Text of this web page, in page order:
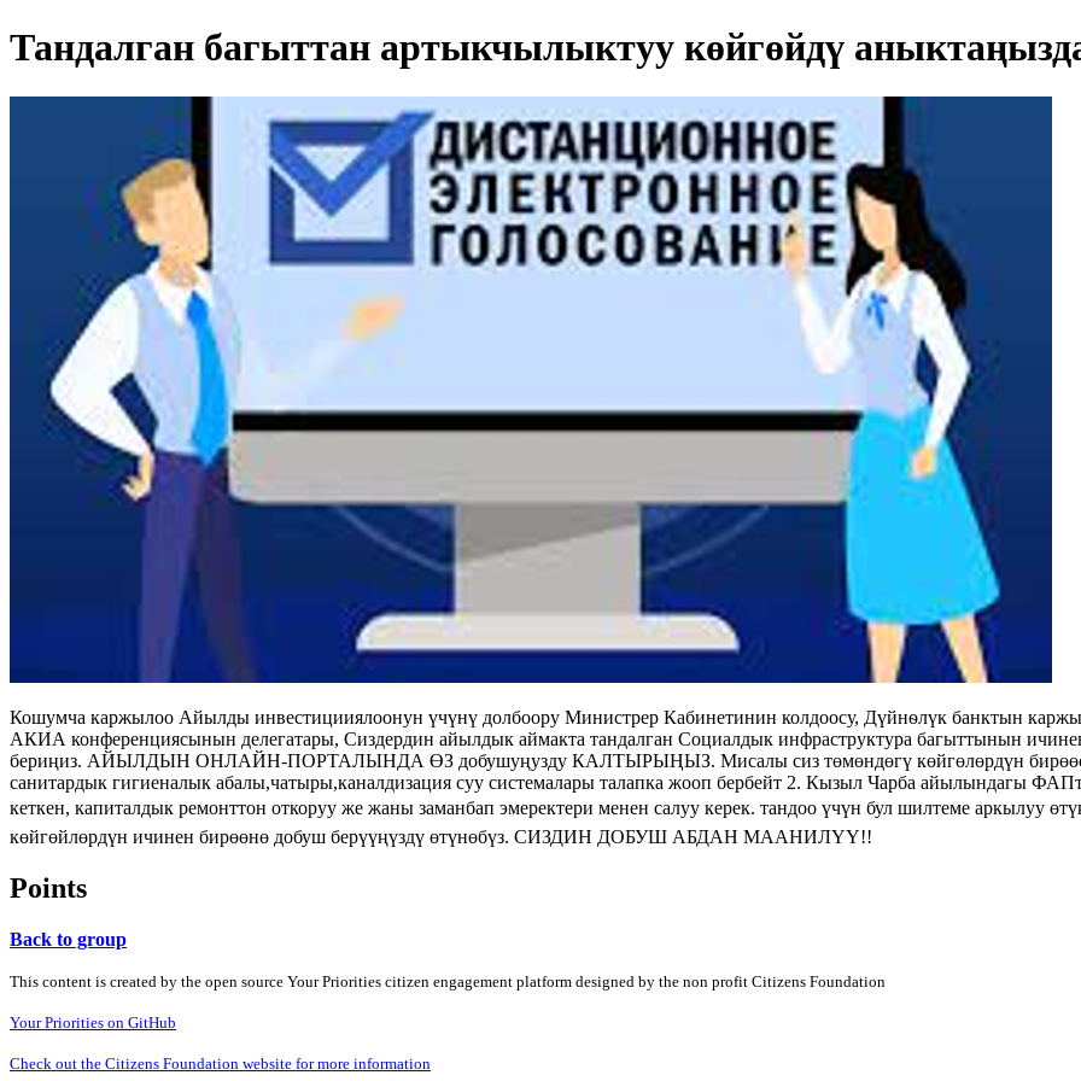
Тандалган багыттан артыкчылыктуу көйгөйдү
Кошумча каржылоо Айылды инвестицииялоонун үчүнү долбоору Министрер Кабинетинин колдоосу, Дүйнѳлүк банктын
АКИА конференциясынын делегатары, Сиздердин айылдык аймакта тандалган Социалдык инфраструктура багыттынын
бериңиз. АЙЫЛДЫН ОНЛАЙН-ПОРТАЛЫНДА ӨЗ добушуңузду КАЛТЫРЫҢЫЗ. Мисалы сиз төмөндөгү көйгөлөрдүн
санитардык гигиеналык абалы,чатыры,каналдизация суу системалары талапка жооп бербейт 2. Кызыл Чарба айылындагы
кеткен, капиталдык ремонттон откоруу же жаны заманбап эмеректери менен салуу керек. тандоо үчүн бул шилтеме аркылуу
көйгөйлөрдүн ичинен бирөөнө добуш берүүңүздү өтүнөбүз. СИЗДИН ДОБУШ АБДАН МААНИЛҮҮ!!
Points
Back to group
This content is created by the open source Your Priorities citizen engagement platform designed by the non profit Citizens Foundation
Your Priorities on GitHub
Check out the Citizens Foundation website for more information